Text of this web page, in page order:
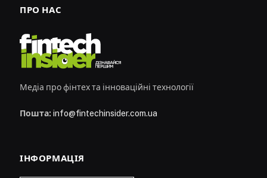
ПРО НАС
Медіа про фінтех та інноваційні технології
Пошта: info@fintechinsider.com.ua
ІНФОРМАЦІЯ